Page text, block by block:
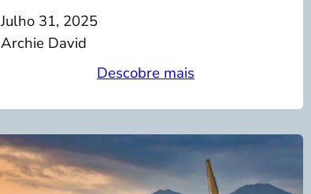
Julho 31, 2025
Archie David
Descobre mais